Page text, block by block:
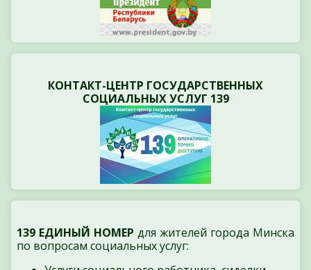
КОНТАКТ-ЦЕНТР ГОСУДАРСТВЕННЫХ
СОЦИАЛЬНЫХ УСЛУГ 139
139 ЕДИНЫЙ НОМЕР для жителей города Минска
по вопросам социальных услуг: